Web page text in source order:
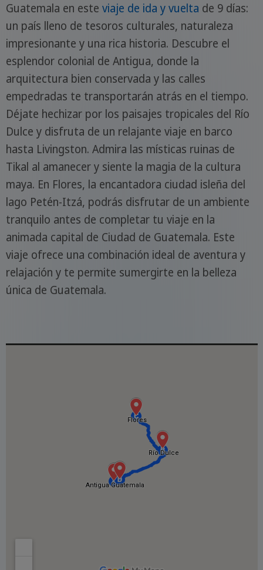
Guatemala en este viaje de ida y vuelta de 9 días:
un país lleno de tesoros culturales, naturaleza
impresionante y una rica historia. Descubre el
esplendor colonial de Antigua, donde la
arquitectura bien conservada y las calles
empedradas te transportarán atrás en el tiempo.
Déjate hechizar por los paisajes tropicales del Río
Dulce y disfruta de un relajante viaje en barco
hasta Livingston. Admira las místicas ruinas de
Tikal al amanecer y siente la magia de la cultura
maya. En Flores, la encantadora ciudad isleña del
lago Petén-Itzá, podrás disfrutar de un ambiente
tranquilo antes de completar tu viaje en la
animada capital de Ciudad de Guatemala. Este
viaje ofrece una combinación ideal de aventura y
relajación y te permite sumergirte en la belleza
única de Guatemala.